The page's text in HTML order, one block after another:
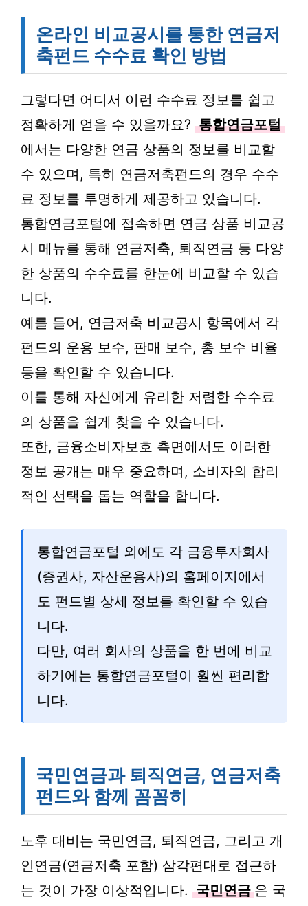
온라인 비교공시를 통한 연금저
축펀드 수수료 확인 방법
그렇다면 어디서 이런 수수료 정보를 쉽고
정확하게 얻을 수 있을까요? 통합연금포털
에서는 다양한 연금 상품의 정보를 비교할
수 있으며, 특히 연금저축펀드의 경우 수수
료 정보를 투명하게 제공하고 있습니다.
통합연금포털에 접속하면 연금 상품 비교공
시 메뉴를 통해 연금저축, 퇴직연금 등 다양
한 상품의 수수료를 한눈에 비교할 수 있습
니다.
예를 들어, 연금저축 비교공시 항목에서 각
펀드의 운용 보수, 판매 보수, 총 보수 비율
등을 확인할 수 있습니다.
이를 통해 자신에게 유리한 저렴한 수수료
의 상품을 쉽게 찾을 수 있습니다.
또한, 금융소비자보호 측면에서도 이러한
정보 공개는 매우 중요하며, 소비자의 합리
적인 선택을 돕는 역할을 합니다.
통합연금포털 외에도 각 금융투자회사
(증권사, 자산운용사)의 홈페이지에서
도 펀드별 상세 정보를 확인할 수 있습
니다.
다만, 여러 회사의 상품을 한 번에 비교
하기에는 통합연금포털이 훨씬 편리합
니다.
국민연금과 퇴직연금, 연금저축
펀드와 함께 꼼꼼히
노후 대비는 국민연금, 퇴직연금, 그리고 개
인연금(연금저축 포함) 삼각편대로 접근하
는 것이 가장 이상적입니다. 국민연금 은 국